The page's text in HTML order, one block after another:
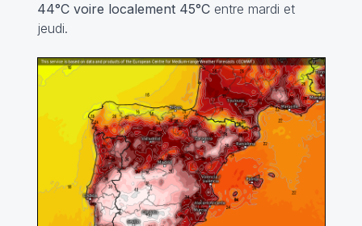
44°C voire localement 45°C entre mardi et
jeudi.